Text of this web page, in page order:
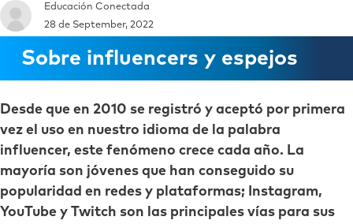
Educación Conectada
28 de September, 2022
Sobre influencers y espejos
Desde que en 2010 se registró y aceptó por primera
vez el uso en nuestro idioma de la palabra
influencer, este fenómeno crece cada año. La
mayoría son jóvenes que han conseguido su
popularidad en redes y plataformas; Instagram,
YouTube y Twitch son las principales vías para sus